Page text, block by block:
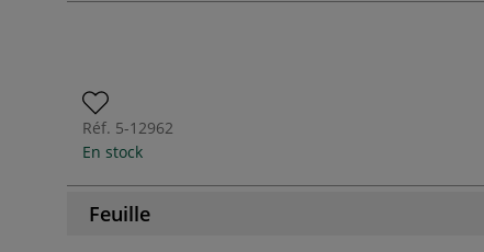
Réf. 5-12962
En stock
Feuille